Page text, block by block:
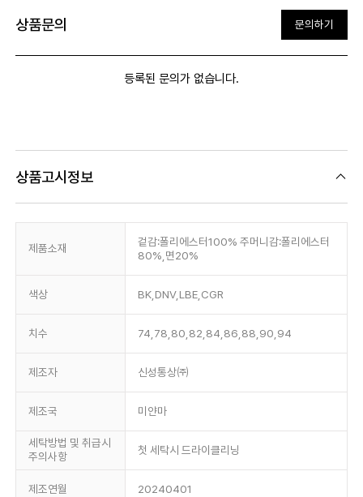
상품문의 문의하기
등록된 문의가 없습니다.
상품고시정보
제품소재
겉감:폴리에스터100% 주머니감:폴리에스터
80%,면20%
색상 BK,DNV,LBE,CGR
치수 74,78,80,82,84,86,88,90,94
제조자 신성통상㈜
제조국 미얀마
세탁방법 및 취급시
주의사항
첫 세탁시 드라이클리닝
제조연월 20240401